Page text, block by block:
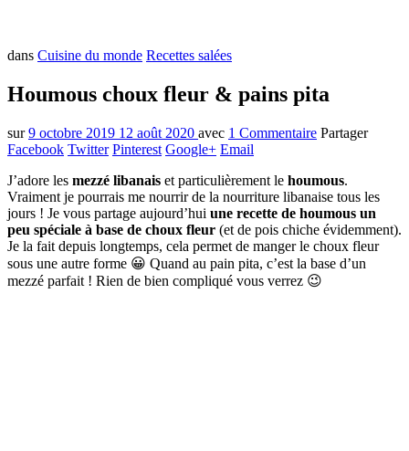
dans Cuisine du monde Recettes salées
Houmous choux fleur & pains pita
sur9 octobre 2019 12 août 2020 avec 1 Commentaire Partager
Facebook Twitter Pinterest Google+ Email
J’adore les mezzé libanais et particulièrement le houmous.
Vraiment je pourrais me nourrir de la nourriture libanaise tous les
jours ! Je vous partage aujourd’hui une recette de houmous un
peu spéciale à base de choux fleur (et de pois chiche évidemment).
Je la fait depuis longtemps, cela permet de manger le choux fleur
sous une autre forme 😀 Quand au pain pita, c’est la base d’un
mezzé parfait ! Rien de bien compliqué vous verrez 😉